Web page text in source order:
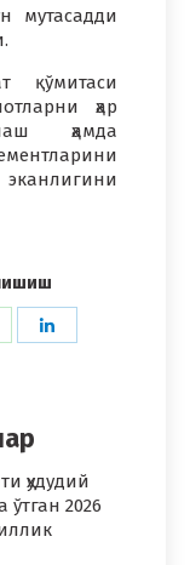
мутасадди
қўмитаси
ҳар
ҳамда
Share
ҳудудий
2026